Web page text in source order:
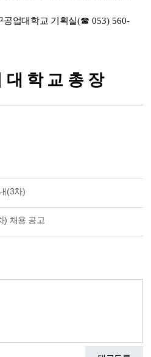
공업대학교 기획실(☎053) 560-
대 학 교 총 장
(3차)
) 채용 공고